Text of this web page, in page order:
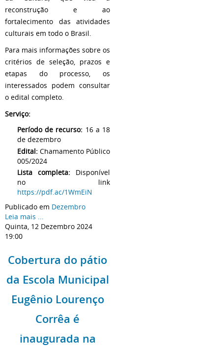
reconstrução e ao
fortalecimento das atividades
culturais em todo o Brasil.
Para mais informações sobre os
critérios de seleção, prazos e
etapas do processo, os
interessados podem consultar
o edital completo.
Serviço:
Período de recurso: 16 a 18
de dezembro
Edital: Chamamento Público
005/2024
Lista completa: Disponível
no link
https://pdf.ac/1WmEiN
Publicado em Dezembro
Leia mais ...
Quinta, 12 Dezembro 2024
19:00
Cobertura do pátio
da Escola Municipal
Eugênio Lourenço
Corrêa é
inaugurada na